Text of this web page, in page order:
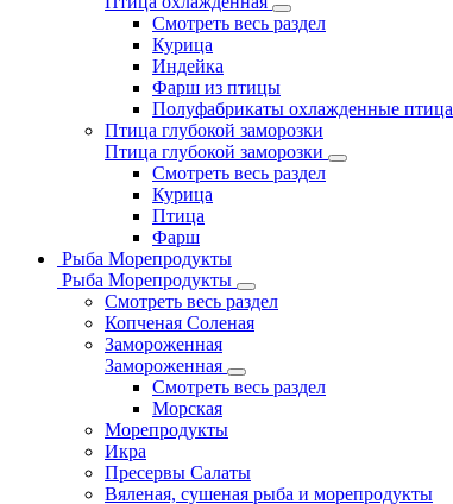
Смотреть весь раздел
Курица
Индейка
Фарш из птицы
Полуфабрикаты охлажденные птица
Птица глубокой заморозки
Птица глубокой заморозки
Смотреть весь раздел
Курица
Птица
Фарш
Рыба Морепродукты
Рыба Морепродукты
Смотреть весь раздел
Копченая Соленая
Замороженная
Замороженная
Смотреть весь раздел
Морская
Морепродукты
Икра
Пресервы Салаты
Вяленая, сушеная рыба и морепродукты